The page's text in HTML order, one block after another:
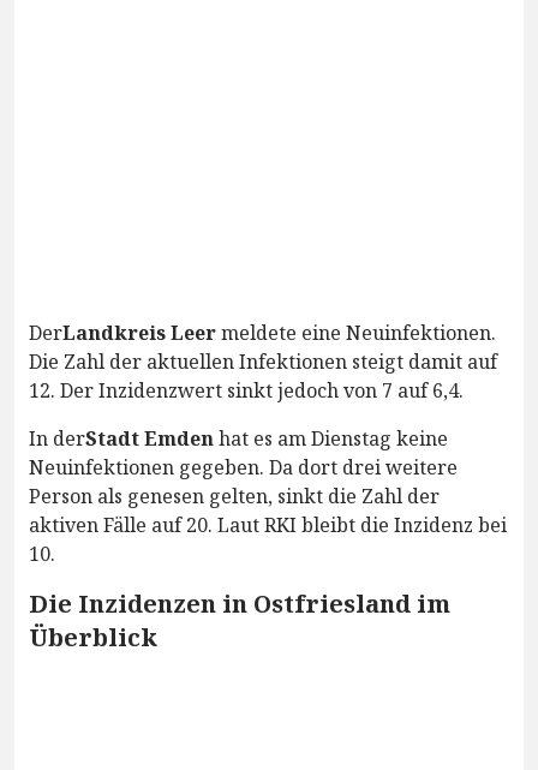
DerLandkreis Leermeldete eine Neuinfektionen.
Die Zahl der aktuellen Infektionen steigt damit auf
12. Der Inzidenzwert sinkt jedoch von 7 auf 6,4.
In derStadt Emdenhat es am Dienstag keine
Neuinfektionen gegeben. Da dort drei weitere
Person als genesen gelten, sinkt die Zahl der
aktiven Fälle auf 20. Laut RKI bleibt die Inzidenz bei
10.
Die Inzidenzen in Ostfriesland im
Überblick